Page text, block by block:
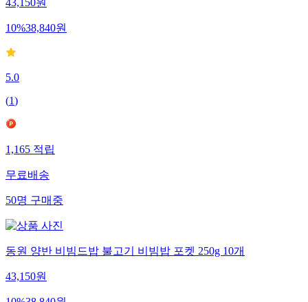
43,150원
10%38,840원
5.0
(1)
1,165적립
무료배송
50명구매중
동원 양반 비빔드밥 불고기 비빔밥 포켓 250g 10개
43,150원